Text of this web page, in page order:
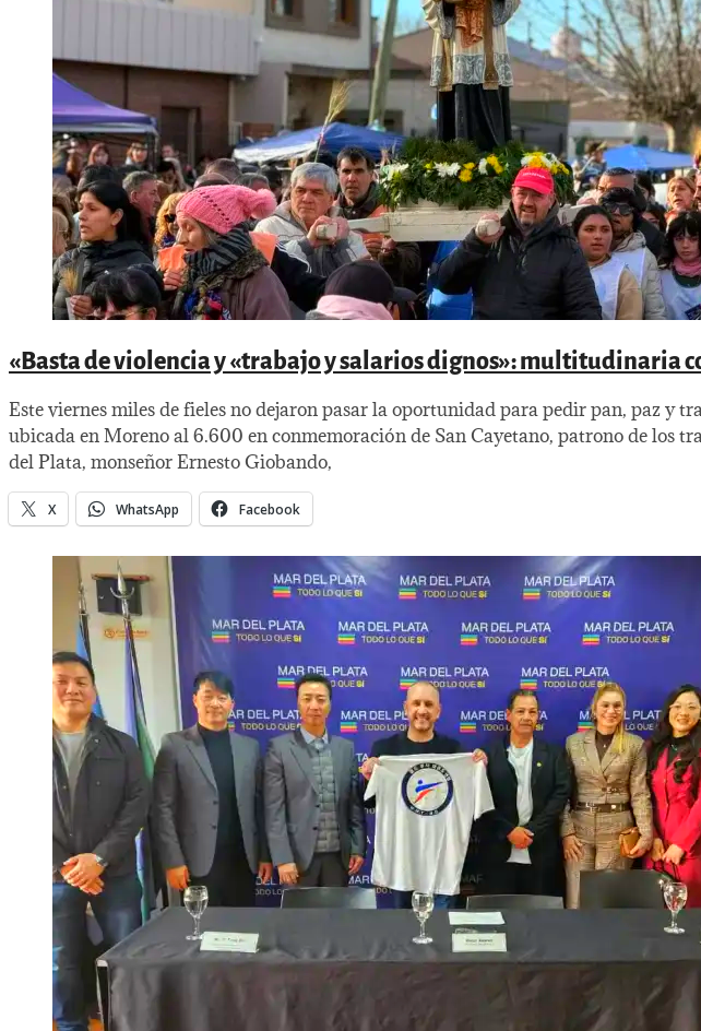
«Basta de violencia y «trabajo y salarios dignos»: multitudinaria
Este viernes miles de fieles no dejaron pasar la oportunidad para pedir pan, paz y
ubicada en Moreno al 6.600 en conmemoración de San Cayetano, patrono de los
del Plata, monseñor Ernesto Giobando,
X WhatsApp Facebook